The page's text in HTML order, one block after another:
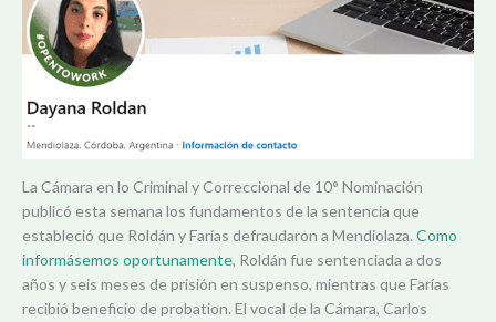
La Cámara en lo Criminal y Correccional de 10° Nominación
publicó esta semana los fundamentos de la sentencia que
estableció que Roldán y Farías defraudaron a Mendiolaza. Como
informásemos oportunamente, Roldán fue sentenciada a dos
años y seis meses de prisión en suspenso, mientras que Farías
recibió beneficio de probation. El vocal de la Cámara, Carlos